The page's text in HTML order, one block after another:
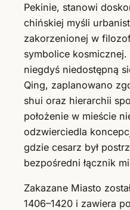
Pekinie, stanowi
chińskiej myśli
zakorzenionej w
symbolice
niegdyś niedostępną
Qing, zaplanowano
shui oraz hierarchii
położenie w mieście
odzwierciedla
gdzie cesarz był
bezpośredni łącznik
Zakazane Miasto
1406–1420 i zawiera